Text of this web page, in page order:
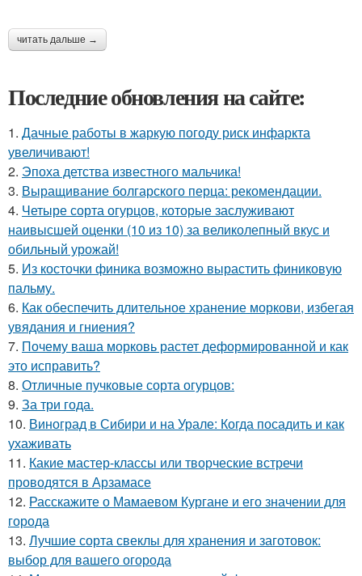
читать дальше →
Последние обновления на сайте:
1. Дачные работы в жаркую погоду риск инфаркта
увеличивают!
2. Эпоха детства известного мальчика!
3. Выращивание болгарского перца: рекомендации.
4. Четыре сорта огурцов, которые заслуживают
наивысшей оценки (10 из 10) за великолепный вкус и
обильный урожай!
5. Из косточки финика возможно вырастить финиковую
пальму.
6. Как обеспечить длительное хранение моркови, избегая
увядания и гниения?
7. Почему ваша морковь растет деформированной и как
это исправить?
8. Отличные пучковые сорта огурцов:
9. За три года.
10. Виноград в Сибири и на Урале: Когда посадить и как
ухаживать
11. Какие мастер-классы или творческие встречи
проводятся в Арзамасе
12. Расскажите о Мамаевом Кургане и его значении для
города
13. Лучшие сорта свеклы для хранения и заготовок:
выбор для вашего огорода